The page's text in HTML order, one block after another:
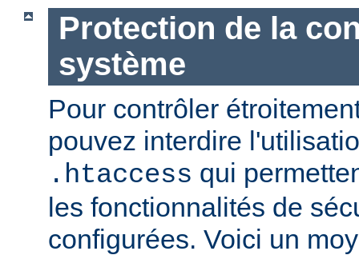
Protection de la
système
Pour contrôler
pouvez interdire
.htaccess qui
les fonctionnalités de
configurées. Voici un